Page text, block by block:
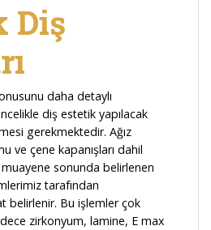
Diş
daha detaylı
diş estetik yapılacak
gerekmektedir. Ağız
ve çene kapanışları dahil
sonunda belirlenen
tarafından
belirlenir. Bu işlemler çok
zirkonyum, lamine, E max